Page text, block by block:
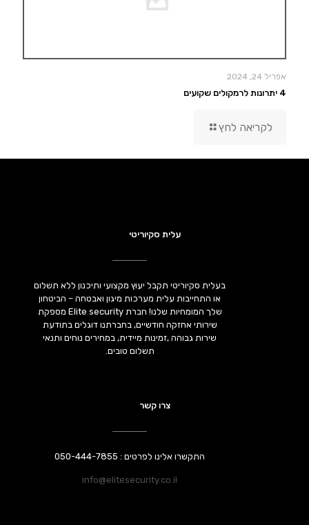
אפריל 24, 2024
4 יתרונות לרמקולים שקועים
לקריאה לחץ
עלית סקיוריטי
בעלית סקיוריטי תקבל יעוץ מקצועי ותיכנון ללא תשלום
או התחייבות עלית מערכות מיגון ואבטחה – הביטחון
שלך המומחיות שלנו! חברת Elite security מספקת
שירותי אחזקה חודשיים, בחברתנו דוגלים בתודעת
שירות גבוהה ,זמינות מיידית, במחירים נוחים ותנאי
תשלום טובים.
צרו קשר
התקשרו אלינו לפרטים : 050-444-7855
info@elitesecurity.co.il